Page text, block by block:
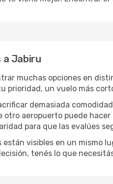
a Jabiru
muchas opciones en
prioridad, un vuelo más
demasiada
otro aeropuerto puede
para que las evalúes
visibles en un mismo
tenés lo que